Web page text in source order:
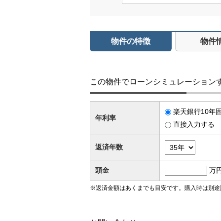
物件の特徴 物件
この物件でローンシミュレーション
年利率
楽天銀行10年
直接入力する
返済年数
頭金 万
※返済金額はあくまでも目安です。購入時は別